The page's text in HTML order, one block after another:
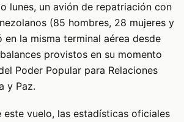
lunes, un avión de repatriación con
(85 hombres, 28 mujeres y
la misma terminal aérea desde
provistos en su momento
Poder Popular para Relaciones
y Paz.
este vuelo, las estadísticas oficiales